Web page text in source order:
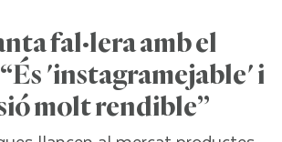
fal·lera amb el
'instagramejable' i
molt rendible”